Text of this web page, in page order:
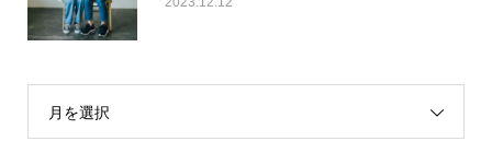
月を選択